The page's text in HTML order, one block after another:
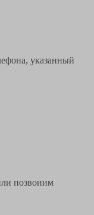
указанный
позвоним